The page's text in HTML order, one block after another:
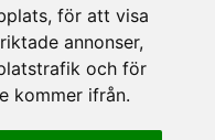
för att visa
annonser,
och för
kommer ifrån.